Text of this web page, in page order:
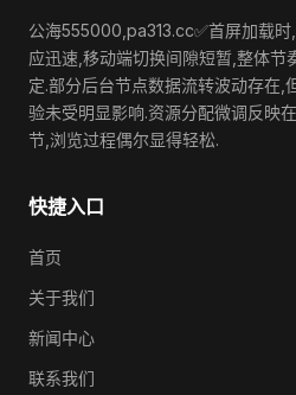
公海555000,pa313.cc✅首屏加载时
应迅速,移动端切换间隙短暂,整体节
定.部分后台节点数据流转波动存在,
验未受明显影响.资源分配微调反映
节,浏览过程偶尔显得轻松.
快捷入口
首页
关于我们
新闻中心
联系我们